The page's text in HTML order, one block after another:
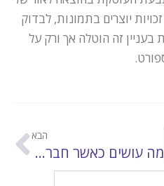
יוצרים בתמונות, לבדוק
בעניין זה הוטלה אך ורק על
הבא
מה עושים כאשר חברה מצויה בהליך פירוק והיא בעלים של זכויות יוצרים?